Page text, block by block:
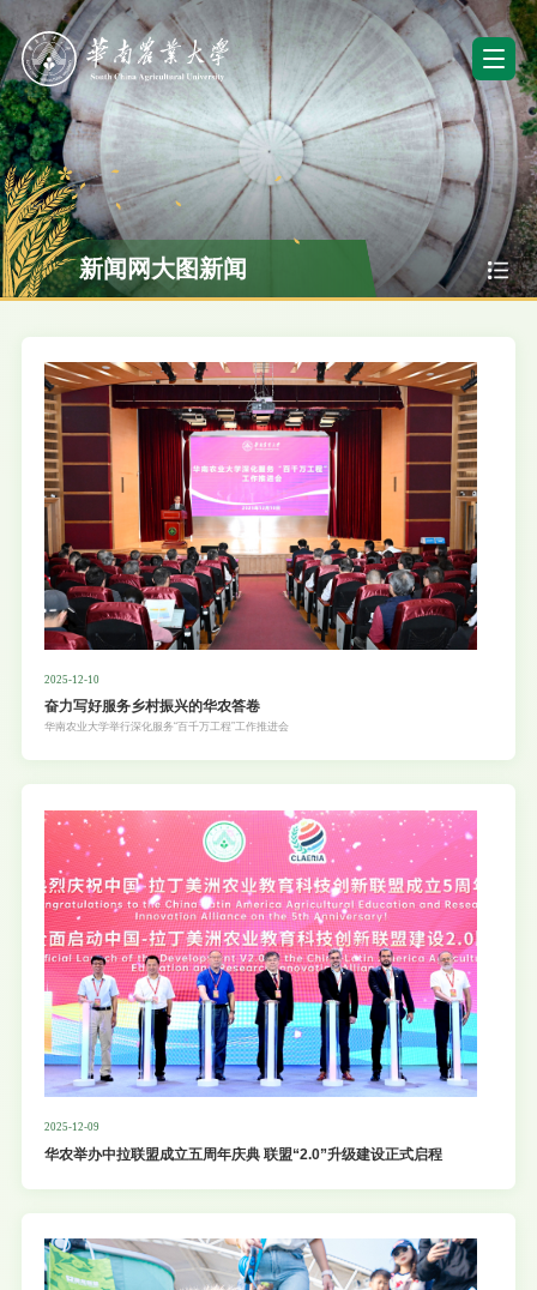
新闻网大图新闻
2025-12-10
奋力写好服务乡村振兴的华农答卷
华南农业大学举行深化服务“百千万工程”工作推进会
2025-12-09
华农举办中拉联盟成立五周年庆典 联盟“2.0”升级建设正式启程